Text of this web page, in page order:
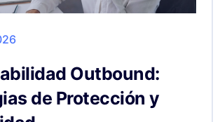
Outbound:
de Protección y